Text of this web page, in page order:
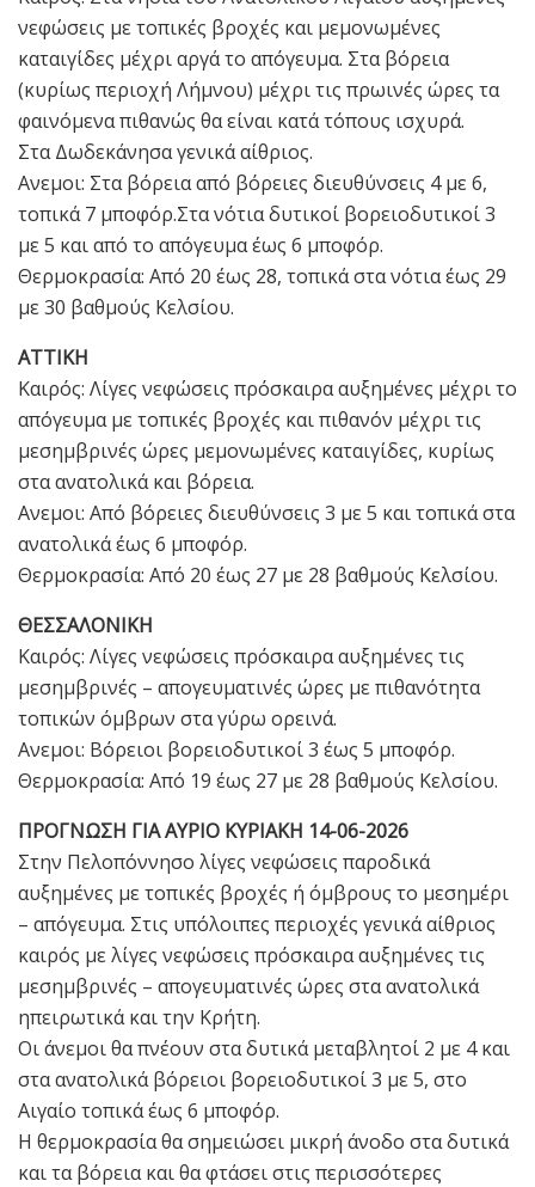
νεφώσεις με τοπικές βροχές και μεμονωμένες
καταιγίδες μέχρι αργά το απόγευμα. Στα βόρεια
(κυρίως περιοχή Λήμνου) μέχρι τις πρωινές ώρες τα
φαινόμενα πιθανώς θα είναι κατά τόπους ισχυρά.
Στα Δωδεκάνησα γενικά αίθριος.
Ανεμοι: Στα βόρεια από βόρειες διευθύνσεις 4 με 6,
τοπικά 7 μποφόρ.Στα νότια δυτικοί βορειοδυτικοί 3
με 5 και από το απόγευμα έως 6 μποφόρ.
Θερμοκρασία: Από 20 έως 28, τοπικά στα νότια έως 29
με 30 βαθμούς Κελσίου.
ΑΤΤΙΚΗ
Καιρός: Λίγες νεφώσεις πρόσκαιρα αυξημένες μέχρι το
απόγευμα με τοπικές βροχές και πιθανόν μέχρι τις
μεσημβρινές ώρες μεμονωμένες καταιγίδες, κυρίως
στα ανατολικά και βόρεια.
Ανεμοι: Από βόρειες διευθύνσεις 3 με 5 και τοπικά στα
ανατολικά έως 6 μποφόρ.
Θερμοκρασία: Από 20 έως 27 με 28 βαθμούς Κελσίου.
ΘΕΣΣΑΛΟΝΙΚΗ
Καιρός: Λίγες νεφώσεις πρόσκαιρα αυξημένες τις
μεσημβρινές – απογευματινές ώρες με πιθανότητα
τοπικών όμβρων στα γύρω ορεινά.
Ανεμοι: Βόρειοι βορειοδυτικοί 3 έως 5 μποφόρ.
Θερμοκρασία: Από 19 έως 27 με 28 βαθμούς Κελσίου.
ΠΡΟΓΝΩΣΗ ΓΙΑ ΑΥΡΙΟ ΚΥΡΙΑΚΗ 14-06-2026
Στην Πελοπόννησο λίγες νεφώσεις παροδικά
αυξημένες με τοπικές βροχές ή όμβρους το μεσημέρι
– απόγευμα. Στις υπόλοιπες περιοχές γενικά αίθριος
καιρός με λίγες νεφώσεις πρόσκαιρα αυξημένες τις
μεσημβρινές – απογευματινές ώρες στα ανατολικά
ηπειρωτικά και την Κρήτη.
Οι άνεμοι θα πνέουν στα δυτικά μεταβλητοί 2 με 4 και
στα ανατολικά βόρειοι βορειοδυτικοί 3 με 5, στο
Αιγαίο τοπικά έως 6 μποφόρ.
Η θερμοκρασία θα σημειώσει μικρή άνοδο στα δυτικά
και τα βόρεια και θα φτάσει στις περισσότερες